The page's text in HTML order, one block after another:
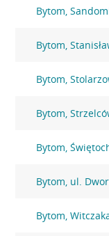
Bytom,
Bytom,
Bytom,
Bytom,
Bytom,
Bytom, ul.
Bytom,